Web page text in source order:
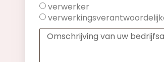
verwerker